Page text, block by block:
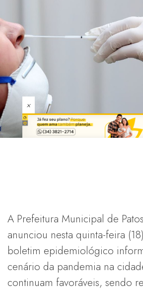
×
A Prefeitura Municipal de
anunciou nesta quinta-feira
boletim epidemiológico
cenário da pandemia na
continuam favoráveis, sendo